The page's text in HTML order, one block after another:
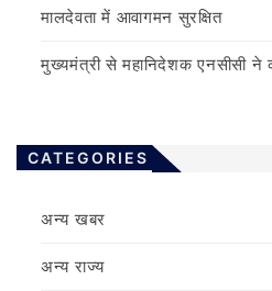
मालदेवता में आवागमन सुरक्षित
मुख्यमंत्री से महानिदेशक एनसीसी ने
CATEGORIES
अन्य खबर
अन्य राज्य